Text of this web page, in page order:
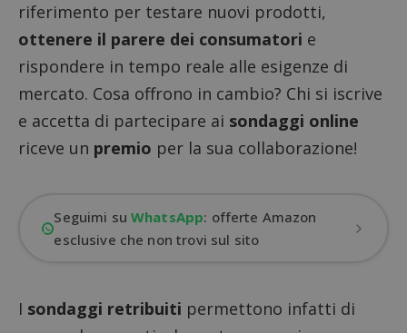
riferimento per testare nuovi prodotti,
ottenere il parere dei consumatori e
rispondere in tempo reale alle esigenze di
mercato. Cosa offrono in cambio? Chi si iscrive
e accetta di partecipare ai sondaggi online
riceve un premio per la sua collaborazione!
Seguimi suWhatsApp: offerte Amazon
esclusive che non trovi sul sito
I sondaggi retribuiti permettono infatti di